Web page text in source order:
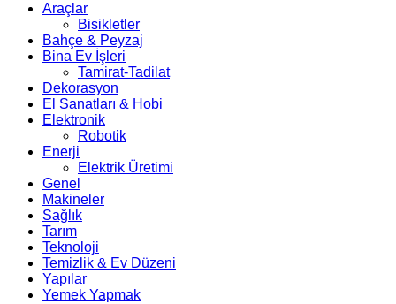
Araçlar
Bisikletler
Bahçe & Peyzaj
Bina Ev İşleri
Tamirat-Tadilat
Dekorasyon
El Sanatları & Hobi
Elektronik
Robotik
Enerji
Elektrik Üretimi
Genel
Makineler
Sağlık
Tarım
Teknoloji
Temizlik & Ev Düzeni
Yapılar
Yemek Yapmak